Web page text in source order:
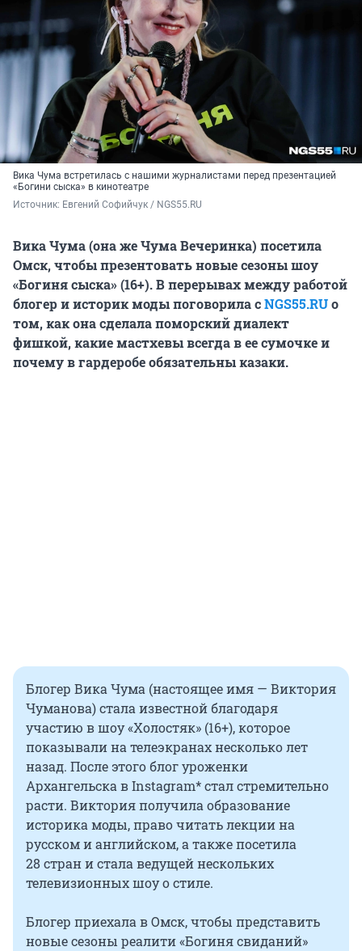
Вика Чума встретилась с нашими журналистами перед презентацией
«Богини сыска» в кинотеатре
Источник: Евгений Софийчук / NGS55.RU
Вика Чума (она же Чума Вечеринка) посетила
Омск, чтобы презентовать новые сезоны шоу
«Богиня сыска» (16+). В перерывах между работой
блогер и историк моды поговорила сNGS55.RUо
том, как она сделала поморский диалект
фишкой, какие мастхевы всегда в ее сумочке и
почему в гардеробе обязательны казаки.
Блогер Вика Чума (настоящее имя — Виктория
Чуманова) стала известной благодаря
участию в шоу «Холостяк» (16+), которое
показывали на телеэкранах несколько лет
назад. После этого блог уроженки
Архангельска в Instagram* стал стремительно
расти. Виктория получила образование
историка моды, право читать лекции на
русском и английском, а также посетила
28 страни стала ведущей нескольких
телевизионных шоу о стиле.
Блогер приехала в Омск, чтобы представить
новые сезоны реалити «Богиня свиданий»